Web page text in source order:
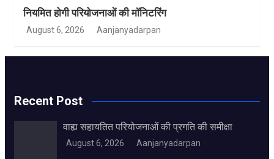
नियमित होगी परियोजनाओं की मॉनिटरिंग
August 6, 2026 Aanjanyadarpan
Recent Post
वाह्य सहायतित परियोजनाओं की प्रगति की समीक्षा
August 6, 2026 Aanjanyadarpan